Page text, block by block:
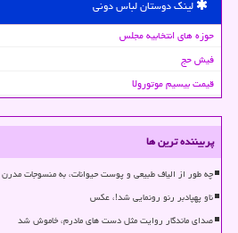
لینک دوستان لباس دونی
حوزه های انتخابیه مجلس
فیش حج
قیمت بیسیم موتورولا
پربیننده ترین ها
چه طور از الیاف طبیعی و پوست حیوانات، به منسوجات
ناو پهپادبر رنو رونمایی شد!، عکس
صدای ماندگار روایت مثل دست های مادرم، خاموش شد